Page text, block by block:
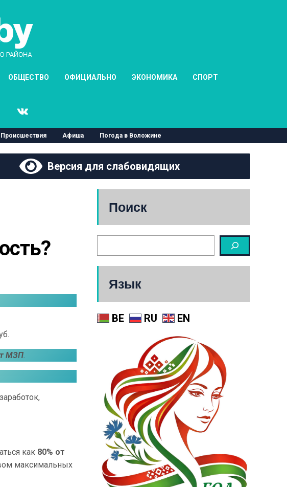
ОБЩЕСТВО ОФИЦИАЛЬНО ЭКОНОМИКА СПОРТ
Происшествия Афиша Погода в Воложине
Версия для слабовидящих
МЗП.
как 80% от
максимальных
Поиск
Язык
BE RU EN